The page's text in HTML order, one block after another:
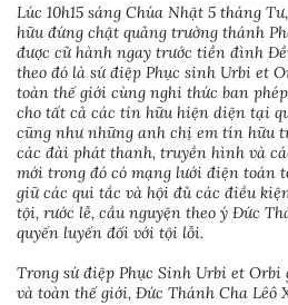
Lúc 10h15 sáng Chúa Nhật 5 tháng
hữu đứng chật quảng trường thánh
được cử hành ngay trước tiền đình
theo đó là sứ điệp Phục sinh Urbi et
toàn thế giới cùng nghi thức ban
cho tất cả các tín hữu hiện diện tại
cũng như những anh chị em tín hữu
các đài phát thanh, truyền hình và
mới trong đó có mạng lưới điện toán
giữ các qui tắc và hội đủ các điều
tội, rước lễ, cầu nguyện theo ý Đức
quyến luyến đối với tội lỗi.
Trong sứ điệp Phục Sinh Urbi et Orbi
và toàn thế giới, Đức Thánh Cha Lêô